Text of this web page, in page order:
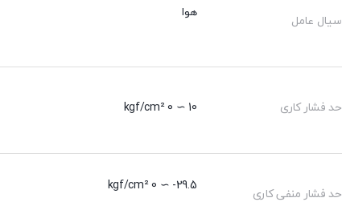
سیال عامل هوا
حد فشار کاری 10 ∼ 0 kgf/cm²
حد فشار منفی کاری 29.5- ∼ 0 kgf/cm²